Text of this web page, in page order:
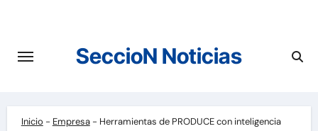
contenido
SeccioN Noticias
Inicio - Empresa- Herramientas de PRODUCE con inteligencia